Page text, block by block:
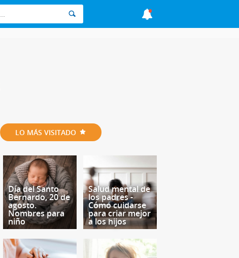
LO MÁS VISITADO
Día del Santo
Bernardo, 20 de
agosto.
Nombres para
niño
Salud mental de
los padres -
Cómo cuidarse
para criar mejor
a los hijos